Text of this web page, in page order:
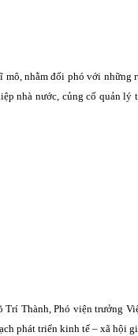
mô, nhằm đối phó với những
nhà nước, củng cố quản lý
Trí Thành, Phó viện trưởng
phát triển kinh tế – xã hội